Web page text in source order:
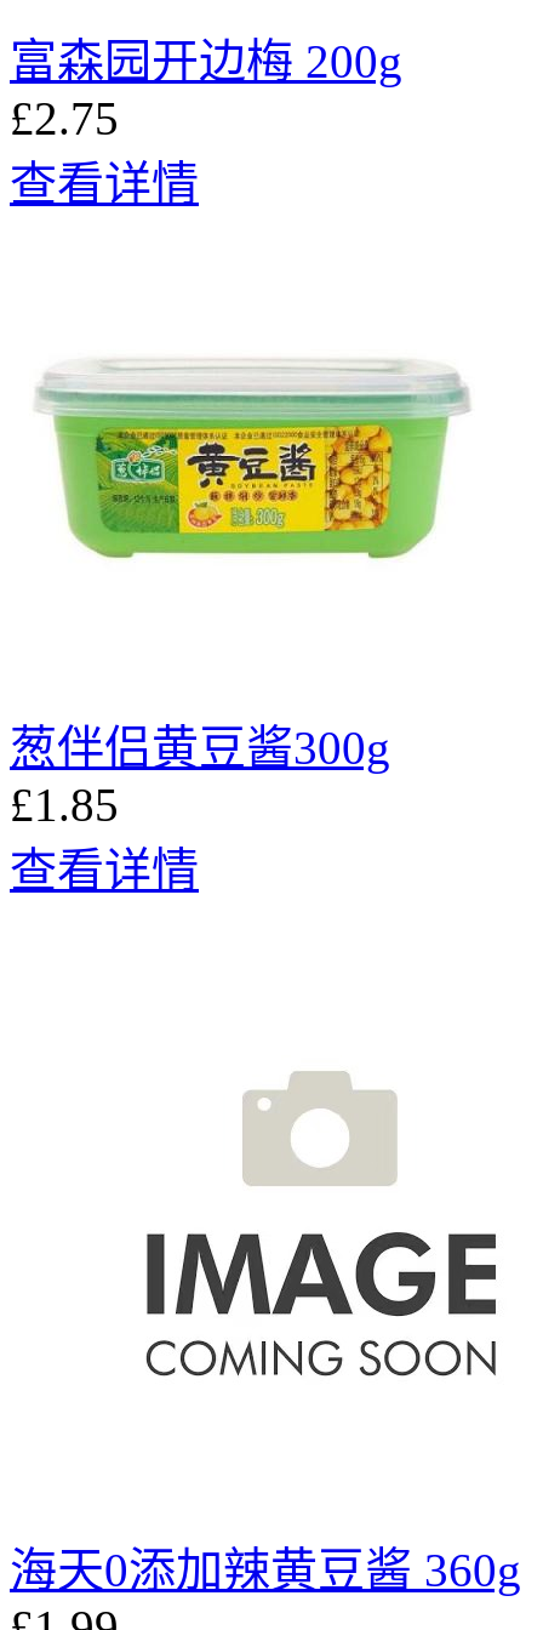
富森园开边梅 200g
£2.75
查看详情
葱伴侣黄豆酱300g
£1.85
查看详情
海天0添加辣黄豆酱 360g